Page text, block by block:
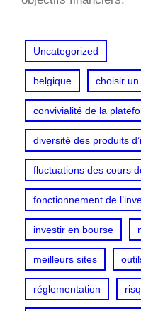
Uncategorized
belgique choisir un
convivialité de la
diversité des produits
fluctuations des cours
fonctionnement de
investir en bourse
meilleurs sites
réglementation